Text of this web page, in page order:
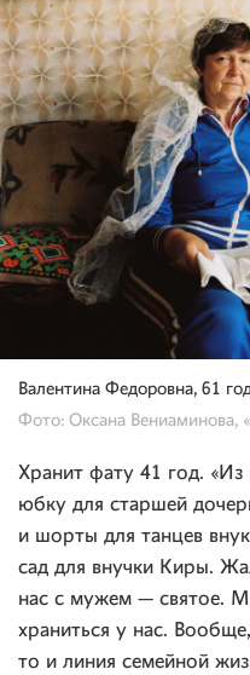
Валентина Федоровна, 61
Фото: Оксана Вениаминова,
Хранит фату 41 год. «Из
юбку для старшей
и шорты для танцев
сад для внучки Киры.
нас с мужем — святое.
храниться у нас. Вообще,
то и линия семейной